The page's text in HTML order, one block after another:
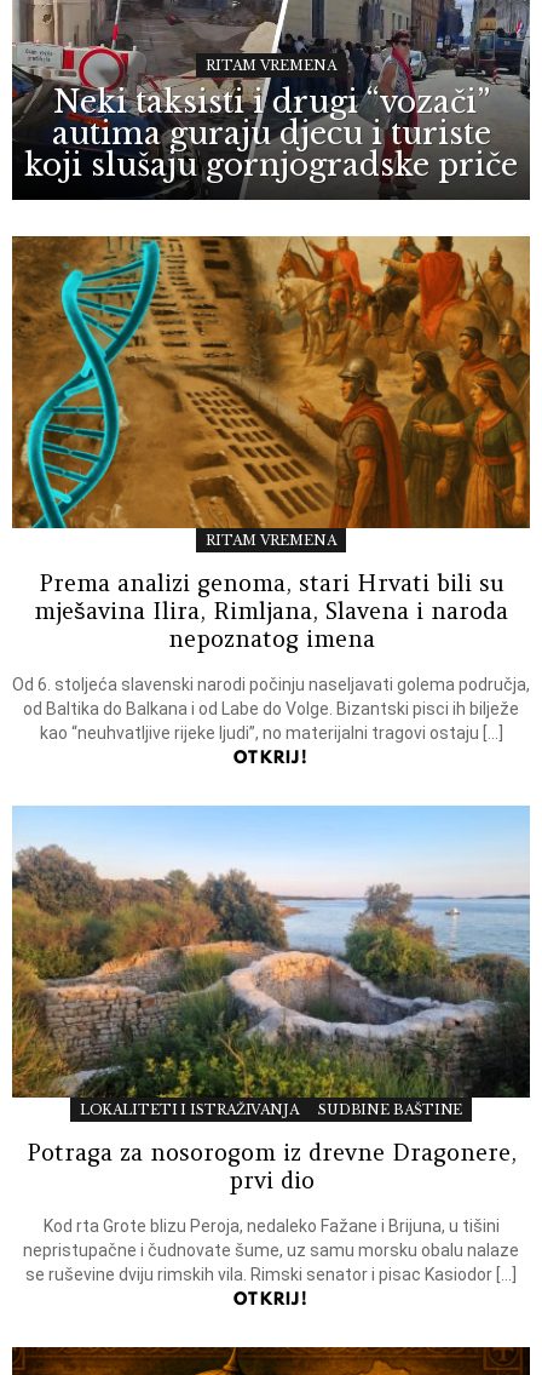
RITAM VREMENA
Neki taksisti i drugi “vozači”
autima guraju djecu i turiste
koji slušaju gornjogradske priče
RITAM VREMENA
Prema analizi genoma, stari Hrvati bili su
mješavina Ilira, Rimljana, Slavena i naroda
nepoznatog imena
Od 6. stoljeća slavenski narodi počinju naseljavati golema područja,
od Baltika do Balkana i od Labe do Volge. Bizantski pisci ih bilježe
kao “neuhvatljive rijeke ljudi”, no materijalni tragovi ostaju […]
OTKRIJ!
LOKALITETI I ISTRAŽIVANJA SUDBINE BAŠTINE
Potraga za nosorogom iz drevne Dragonere,
prvi dio
Kod rta Grote blizu Peroja, nedaleko Fažane i Brijuna, u tišini
nepristupačne i čudnovate šume, uz samu morsku obalu nalaze
se ruševine dviju rimskih vila. Rimski senator i pisac Kasiodor […]
OTKRIJ!